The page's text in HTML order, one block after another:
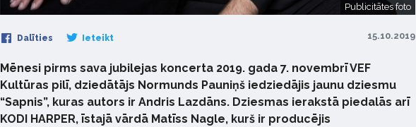
Publicitātes foto
Dalīties Ieteikt 15.10.2019
Mēnesi pirms sava jubilejas koncerta 2019. gada 7. novembrī VEF
Kultūras pilī, dziedātājs Normunds Pauniņš iedziedājis jaunu dziesmu
“Sapnis”, kuras autors ir Andris Lazdāns. Dziesmas ierakstā piedalās arī
KODI HARPER, īstajā vārdā Matīss Nagle, kurš ir producējis